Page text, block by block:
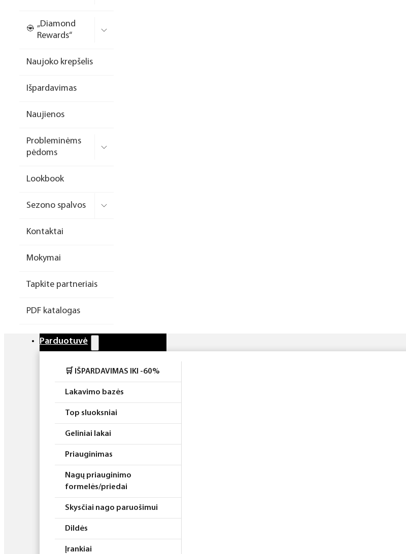
formelės/priedai
Dildės
Įrankiai
Laufwunder pėdų priežiūra
priemonės
Rinkiniai
„Diamond
Rewards“
Naujoko krepšelis
Išpardavimas
Naujienos
Probleminėms
pėdoms
Lookbook
Sezono spalvos
Kontaktai
Mokymai
Tapkite partneriais
PDF katalogas
Parduotuvė
🛒 IŠPARDAVIMAS IKI -60%
Lakavimo bazės
Top sluoksniai
Geliniai lakai
Priauginimas
Nagų priauginimo
formelės/priedai
Skysčiai nago paruošimui
Dildės
Įrankiai